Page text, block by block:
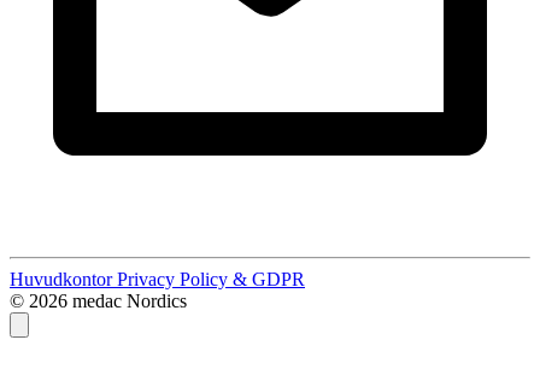
HuvudkontorPrivacy Policy & GDPR
© 2026 medac Nordics